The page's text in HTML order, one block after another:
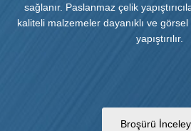
sağlanır. Paslanmaz çelik
kaliteli malzemeler dayanıklı ve
yapıştırılır.
Broşürü